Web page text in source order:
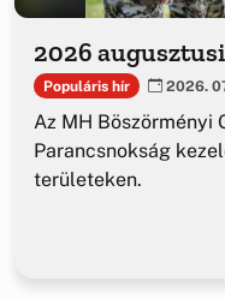
2026
Populáris hír 2026.
Az MH Böszörményi
Parancsnokság
területeken.